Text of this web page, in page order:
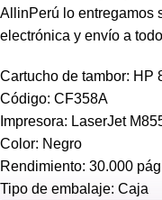
AllinPerú lo entregamos
electrónica y envío a
Cartucho de tambor: HP
Código: CF358A
Impresora: LaserJet
Color: Negro
Rendimiento: 30.000
Tipo de embalaje: Caja